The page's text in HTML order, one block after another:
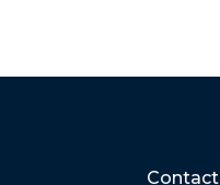
Contact